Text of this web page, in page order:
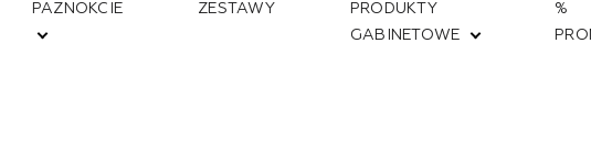
PAZNOKCIE ZESTAWY
PRODUKTY
GABINETOWE
%